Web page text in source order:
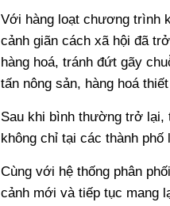
Với hàng loạt chương trình
cảnh giãn cách xã hội đã
hàng hoá, tránh đứt gãy
tấn nông sản, hàng hoá
Sau khi bình thường trở lại,
không chỉ tại các thành
Cùng với hệ thống phân
cảnh mới và tiếp tục mang